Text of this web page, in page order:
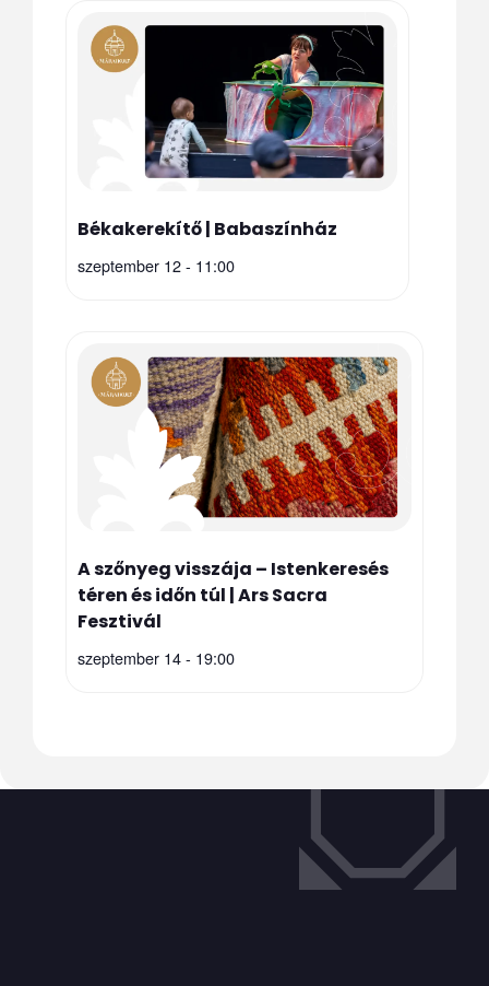
Békakerekítő | Babaszínház
szeptember 12 - 11:00
A szőnyeg visszája – Istenkeresés
téren és időn túl | Ars Sacra
Fesztivál
szeptember 14 - 19:00